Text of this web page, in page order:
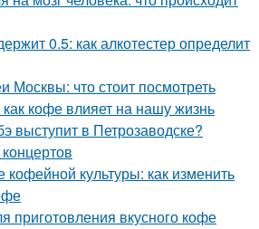
0.5: как алкотестер определит
Москвы: что стоит посмотреть
кофе влияет на нашу жизнь
выступит в Петрозаводске?
культуры: как изменить
приготовления вкусного кофе